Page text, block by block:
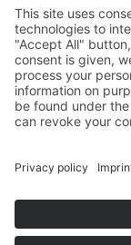
Si todavía
rápida y con
adecuado
libertad,
pensamientos
cada semana
Por eso, es